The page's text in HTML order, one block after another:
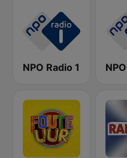
NPO Radio 1